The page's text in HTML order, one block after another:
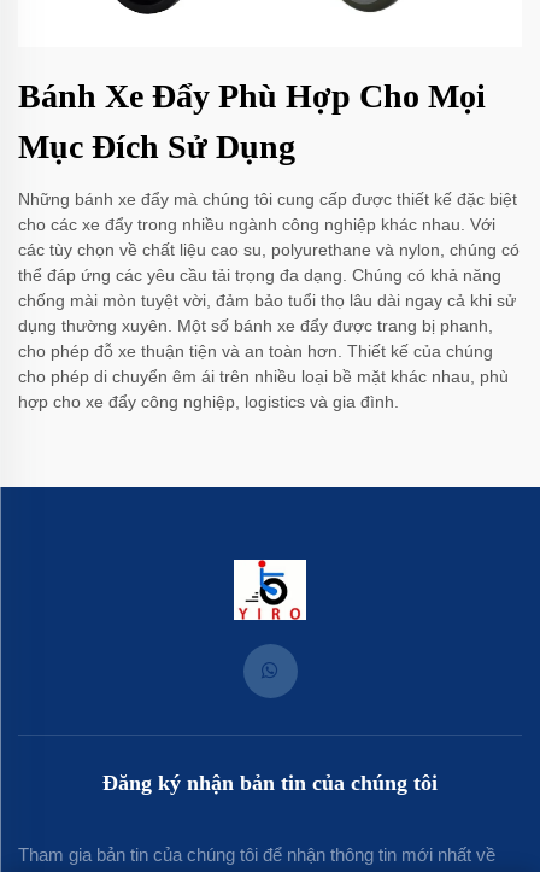
Bánh Xe Đẩy Phù Hợp Cho Mọi
Mục Đích Sử Dụng
Những bánh xe đẩy mà chúng tôi cung cấp được thiết kế đặc biệt
cho các xe đẩy trong nhiều ngành công nghiệp khác nhau. Với
các tùy chọn về chất liệu cao su, polyurethane và nylon, chúng có
thể đáp ứng các yêu cầu tải trọng đa dạng. Chúng có khả năng
chống mài mòn tuyệt vời, đảm bảo tuổi thọ lâu dài ngay cả khi sử
dụng thường xuyên. Một số bánh xe đẩy được trang bị phanh,
cho phép đỗ xe thuận tiện và an toàn hơn. Thiết kế của chúng
cho phép di chuyển êm ái trên nhiều loại bề mặt khác nhau, phù
hợp cho xe đẩy công nghiệp, logistics và gia đình.
Đăng ký nhận bản tin của chúng tôi
Tham gia bản tin của chúng tôi để nhận thông tin mới nhất về